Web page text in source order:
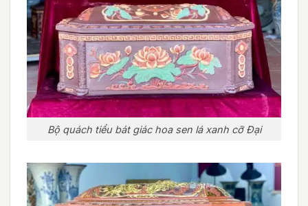
Bộ quách tiểu bát giác hoa sen lá xanh cỡ Đại